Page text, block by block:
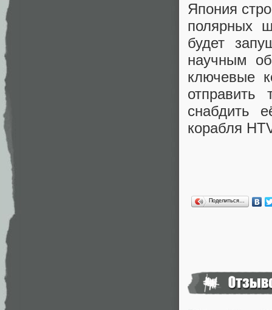
Япония
полярных
будет
научным
ключевые
снабдить
корабля
Поделиться…